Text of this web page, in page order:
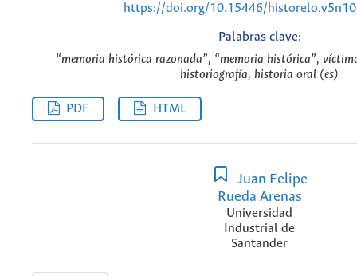
https://doi.org/10.15446/
Palabras clave:
“memoria histórica razonada”, “memoria histórica”,
historiografía, historia oral (es)
PDF HTML
Juan Felipe
Rueda Arenas
Universidad
Industrial de
Santander